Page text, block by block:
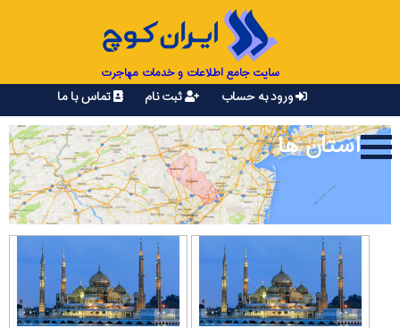
سایت جامع اطلاعات و خدمات مهاجرت
ورود به حساب ثبت نام تماس با ما
استان ها